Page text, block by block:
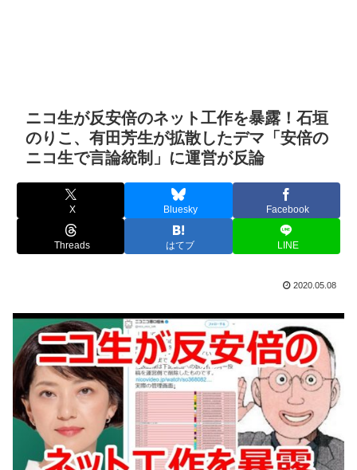
ニコ生が反安倍のネット工作を暴露！石垣
のりこ、有田芳生が拡散したデマ「安倍の
ニコ生で言論統制」に運営が反論
X Bluesky Facebook
Threads はてブ LINE
2020.05.08